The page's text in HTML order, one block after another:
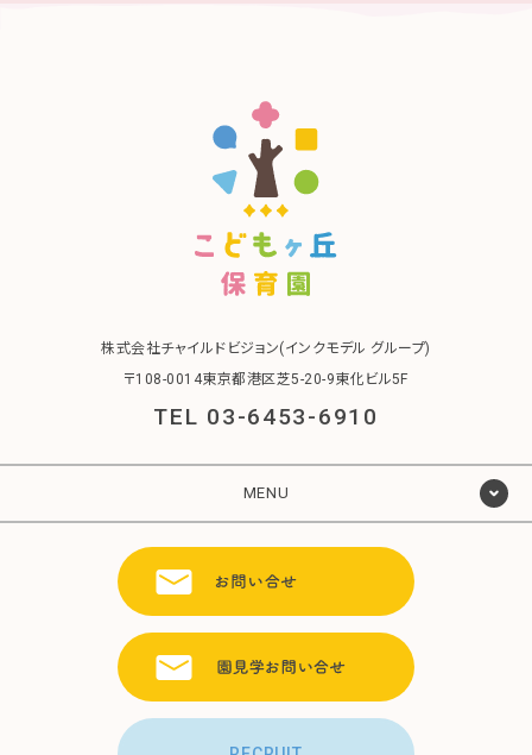
株式会社チャイルドビジョン(インクモデル グループ)
〒108-0014東京都港区芝5-20-9東化ビル5F
TEL 03-6453-6910
MENU